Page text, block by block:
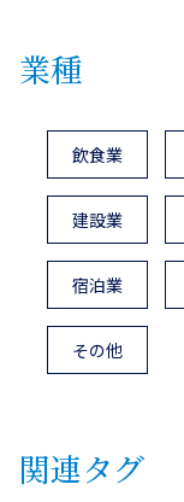
業種
飲食業
建設業
宿泊業
その他
関連タグ